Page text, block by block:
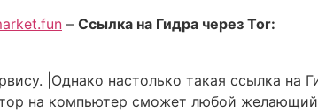
– Ссылка на Гидра через Tor:
|Однако настолько такая ссылка на
на компьютер сможет любой